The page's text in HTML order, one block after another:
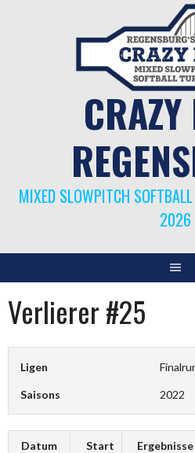
MIXED SLOWPITCH
2026
Verlierer #25
Ligen
Saisons 2022
Datum Start Ergebnisse